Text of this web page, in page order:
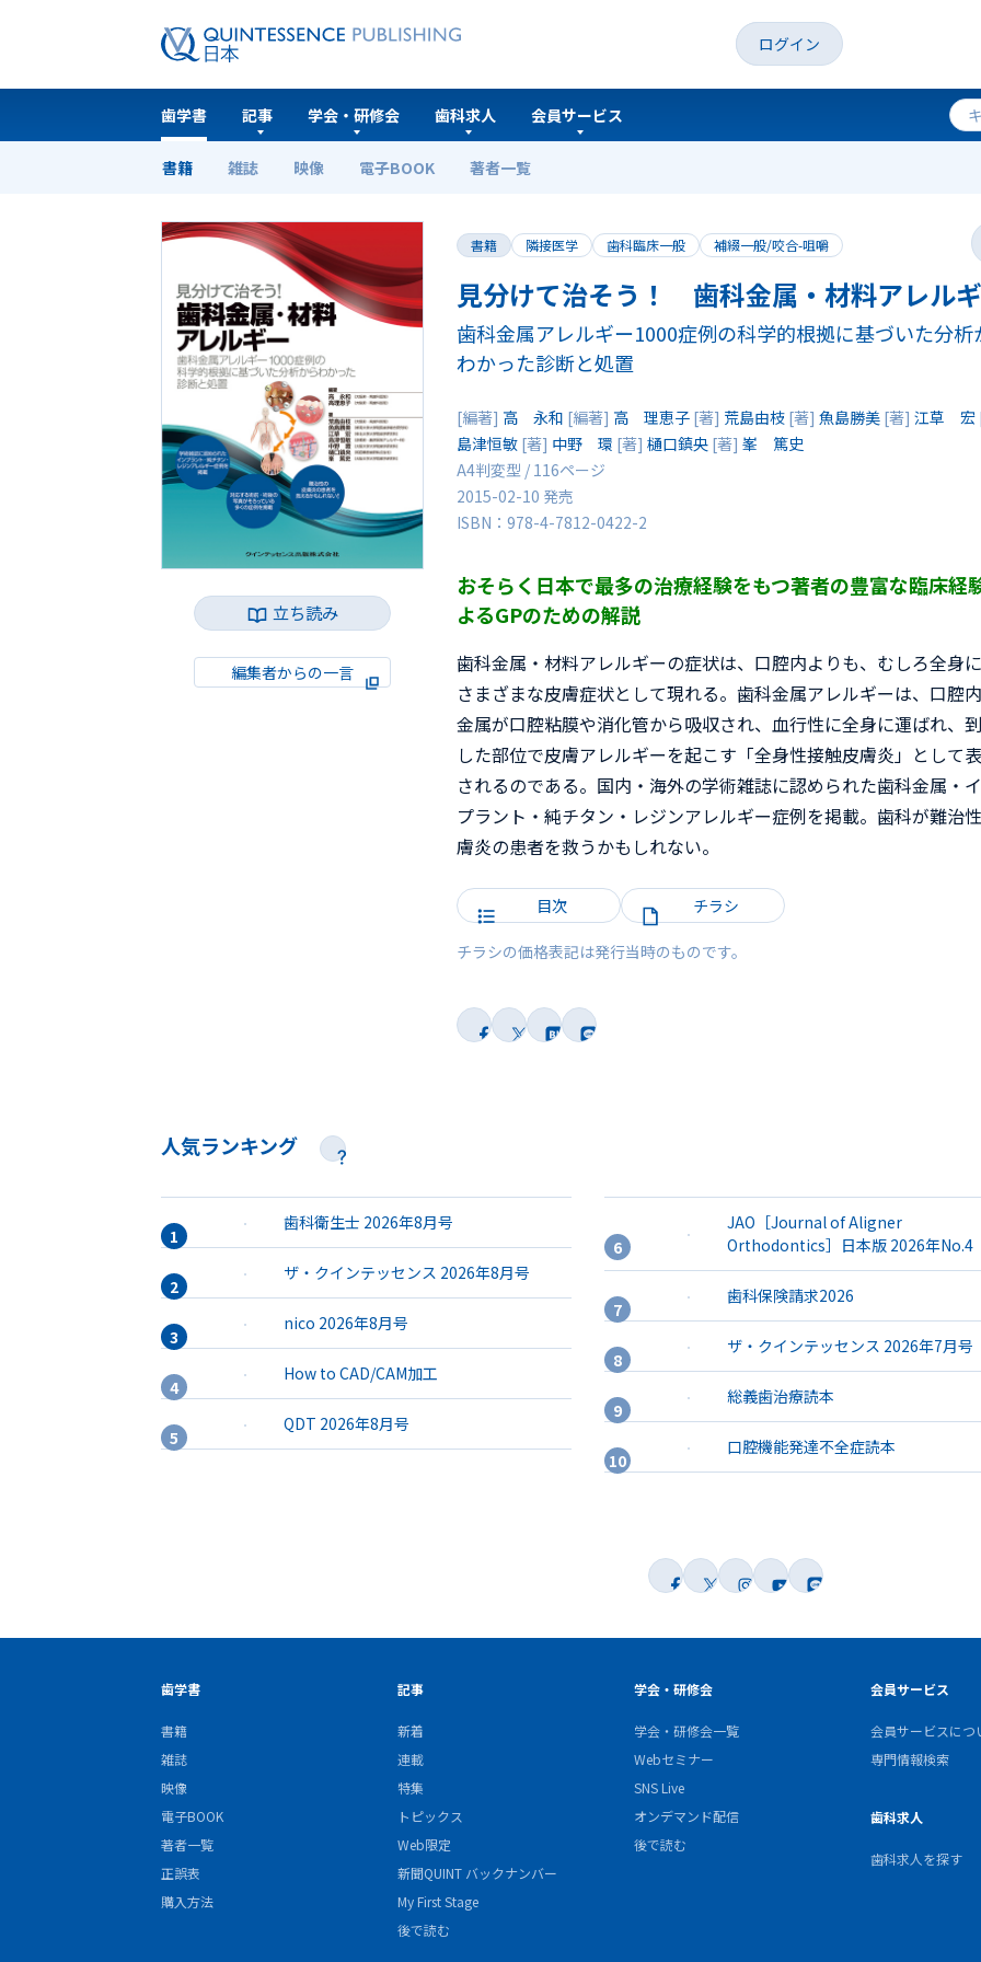
ログイン
歯学書
書籍 雑誌 映像 電子BOOK 著者一覧
記事 学会・研修会 歯科求人 会員サービス
ホーム 歯学書 見分けて治そう！ 歯科金属・材料アレルギー
立ち読み
編集者からの一言
書籍 隣接医学 歯科臨床一般 補綴一般/咬合-咀嚼
見分けて治そう！ 歯科金属・材料アレル
歯科金属アレルギー1000症例の科学的根拠に基づいた分析
わかった診断と処置
[編著] 高 永和 [編著] 高 理恵子 [著] 荒島由枝 [著] 魚島勝美 [著] 江草 宏
島津恒敏 [著] 中野 環 [著] 樋口鎮央 [著] 峯 篤史
A4判変型 / 116ページ
2015-02-10 発売
ISBN：978-4-7812-0422-2
おそらく日本で最多の治療経験をもつ著者の豊富な臨床経
よるGPのための解説
歯科金属・材料アレルギーの症状は、口腔内よりも、むしろ全身に
さまざまな皮膚症状として現れる。歯科金属アレルギーは、口腔
金属が口腔粘膜や消化管から吸収され、血行性に全身に運ばれ、
した部位で皮膚アレルギーを起こす「全身性接触皮膚炎」として
されるのである。国内・海外の学術雑誌に認められた歯科金属・
プラント・純チタン・レジンアレルギー症例を掲載。歯科が難治
膚炎の患者を救うかもしれない。
目次 チラシ
チラシの価格表記は発行当時のものです。
人気ランキング
歯科衛生士 2026年8月号
ザ・クインテッセンス 2026年8月号
nico 2026年8月号
How to CAD/CAM加工
QDT 2026年8月号
JAO［Journal of Aligner
Orthodontics］日本版 2026年No.4
歯科保険請求2026
ザ・クインテッセンス 2026年7月号
総義歯治療読本
口腔機能発達不全症読本
歯学書
書籍
雑誌
映像
電子BOOK
著者一覧
正誤表
購入方法
記事
新着
連載
特集
トピックス
Web限定
新聞QUINT バックナンバー
My First Stage
後で読む
学会・研修会
学会・研修会一覧
Webセミナー
SNS Live
オンデマンド配信
後で読む
会員サービス
会員サービスにつ
専門情報検索
歯科求人
歯科求人を探す